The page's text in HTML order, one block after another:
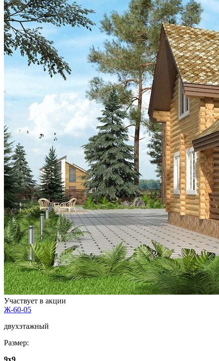
Участвует в акции
Ж-60-05
двухэтажный
Размер: